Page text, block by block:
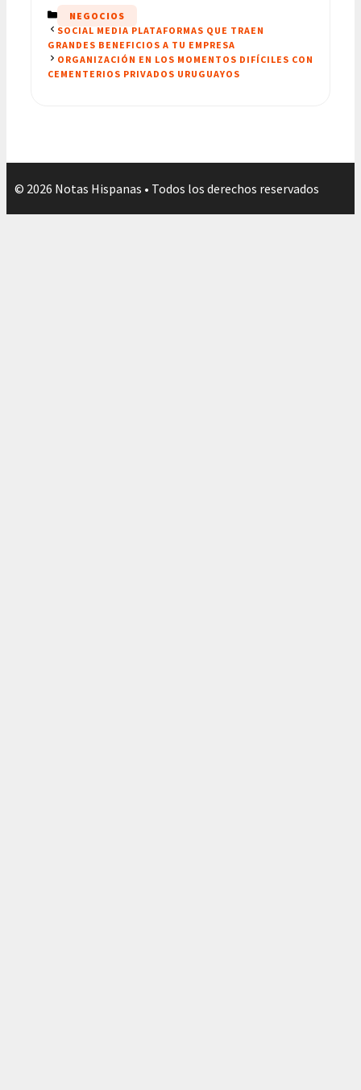
CATEGORÍAS
NEGOCIOS
SOCIAL MEDIA PLATAFORMAS QUE TRAEN
GRANDES BENEFICIOS A TU EMPRESA
ORGANIZACIÓN EN LOS MOMENTOS DIFÍCILES CON
CEMENTERIOS PRIVADOS URUGUAYOS
© 2026 Notas Hispanas • Todos los derechos reservados